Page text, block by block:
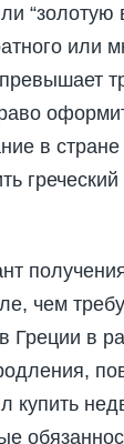
или
в
греческий
чем
Греции в
купить